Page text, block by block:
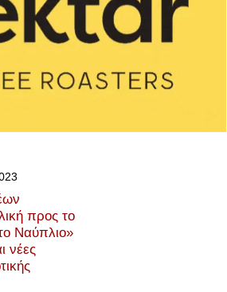
προς το
Ναύπλιο»
νέες